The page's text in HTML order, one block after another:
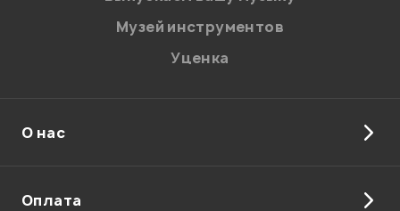
Отправить
Музей инструментов
Уценка
О нас
Оплата